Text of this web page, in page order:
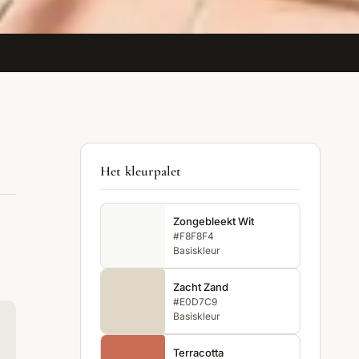
Het kleurpalet
Zongebleekt Wit
#F8F8F4
Basiskleur
Zacht Zand
#E0D7C9
Basiskleur
Terracotta